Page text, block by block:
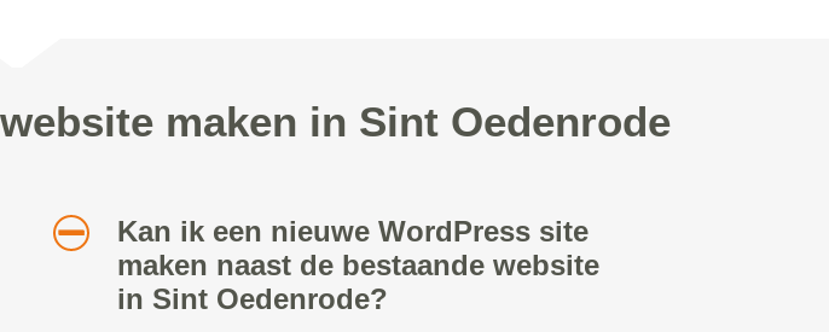
maken in Sint Oedenrode
Kan ik een nieuwe WordPress site
maken naast de bestaande website
in Sint Oedenrode?